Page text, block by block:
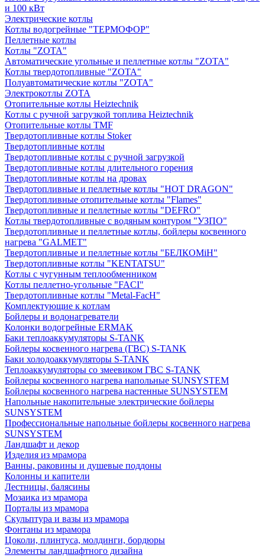
и 100 кВт
Электрические котлы
Котлы водогрейные "ТЕРМОФОР"
Пеллетные котлы
Котлы "ZOTA"
Автоматические угольные и пеллетные котлы "ZOTA"
Котлы твердотопливные "ZOTA"
Полуавтоматические котлы "ZOTA"
Электрокотлы ZOTA
Отопительные котлы Heiztechnik
Котлы с ручной загрузкой топлива Heiztechnik
Отопительные котлы TMF
Твердотопливные котлы Stoker
Твердотопливные котлы
Твердотопливные котлы с ручной загрузкой
Твердотопливные котлы длительного горения
Твердотопливные котлы на дровах
Твердотопливные и пеллетные котлы "HOT DRAGON"
Твердотопливные отопительные котлы "Flames"
Твердотопливные и пеллетные котлы "DEFRO"
Котлы твердотопливные с водяным контуром "УЗПО"
Твердотопливные и пеллетные котлы, бойлеры косвенного
нагрева "GALMET"
Твердотопливные и пеллетные котлы "БЕЛКОМiН"
Твердотопливные котлы "KENTATSU"
Котлы с чугунным теплообменником
Котлы пеллетно-угольные "FACI"
Твердотопливные котлы "Metal-FacH"
Комплектующие к котлам
Бойлеры и водонагреватели
Колонки водогрейные ERMAK
Баки теплоаккумуляторы S-TANK
Бойлеры косвенного нагрева (ГВС) S-TANK
Баки холодоаккумуляторы S-TANK
Теплоаккумуляторы со змеевиком ГВС S-TANK
Бойлеры косвенного нагрева напольные SUNSYSTEM
Бойлеры косвенного нагрева настенные SUNSYSTEM
Напольные накопительные электрические бойлеры
SUNSYSTEM
Профессиональные напольные бойлеры косвенного нагрева
SUNSYSTEM
Ландшафт и декор
Изделия из мрамора
Ванны, раковины и душевые поддоны
Колонны и капители
Лестницы, балясины
Мозаика из мрамора
Порталы из мрамора
Скульптура и вазы из мрамора
Фонтаны из мрамора
Цоколи, плинтуса, молдинги, бордюры
Элементы ландшафтного дизайна